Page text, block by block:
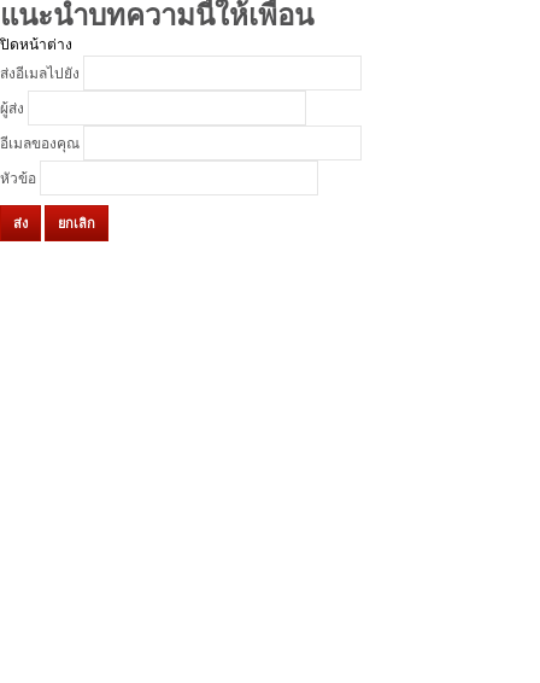
แนะนำบทความนี้ให้เพื่อน
ปิดหน้าต่าง
ส่งอีเมลไปยัง
ผู้ส่ง
อีเมลของคุณ
หัวข้อ
ส่ง ยกเลิก